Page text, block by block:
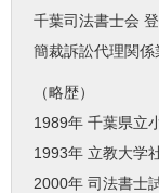
千葉司法書士会
簡裁訴訟代理関
（略歴）
1989年 千葉県立
1993年 立教大学
2000年 司法書士